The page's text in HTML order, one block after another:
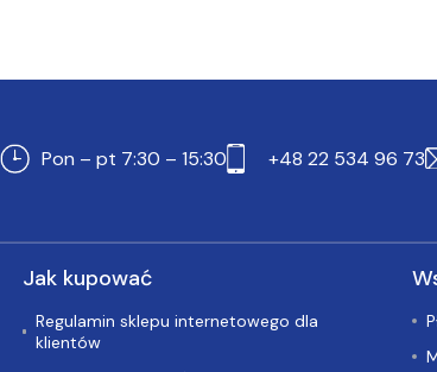
Pon – pt 7:30 – 15:30 +48 22 534 96 73
Jak kupować
Regulamin sklepu internetowego dla
klientów